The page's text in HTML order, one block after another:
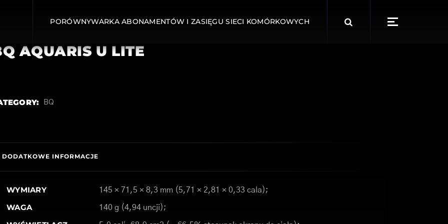
PORÓWNYWARKA ABONAMENTÓW I ZASIĘGU SIECI KOMÓRKOWYCH
for:
AQUARIS U LITE
BQ
DODATKOWE INFORMACJE
WYMIARY 145 × 71,5 × 8,3 mm (5,71 × 2,81 × 0,33 cala);
WAGA 140 g (4,94 uncji);